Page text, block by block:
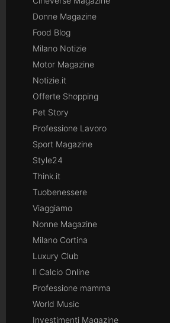
Donne Magazine
Food Blog
Milano Notizie
Motor Magazine
Notizie.it
Offerte Shopping
Pet Story
Professione Lavoro
Sport Magazine
Style24
Think.it
Tuobenessere
Viaggiamo
Nonne Magazine
Milano Cortina
Luxury Club
Il Calcio Online
Professione mamma
World Music
Investimenti Magazine